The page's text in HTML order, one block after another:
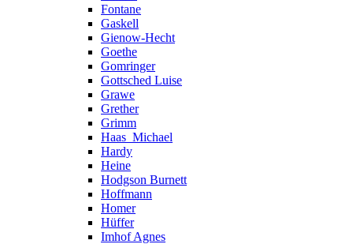
Fontane
Gaskell
Gienow-Hecht
Goethe
Gomringer
Gottsched Luise
Grawe
Grether
Grimm
Haas_Michael
Hardy
Heine
Hodgson Burnett
Hoffmann
Homer
Hüffer
Imhof Agnes